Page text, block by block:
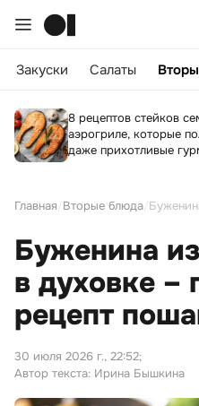
Закуски Салаты
8 рецептов стейков
аэрогриле, которые
даже прихотливые
Главная Вторые блюда
Буженина
в духовке –
рецепт
30 июля 2026 г., 22:52;
Автор текста: Ирина Бышкина